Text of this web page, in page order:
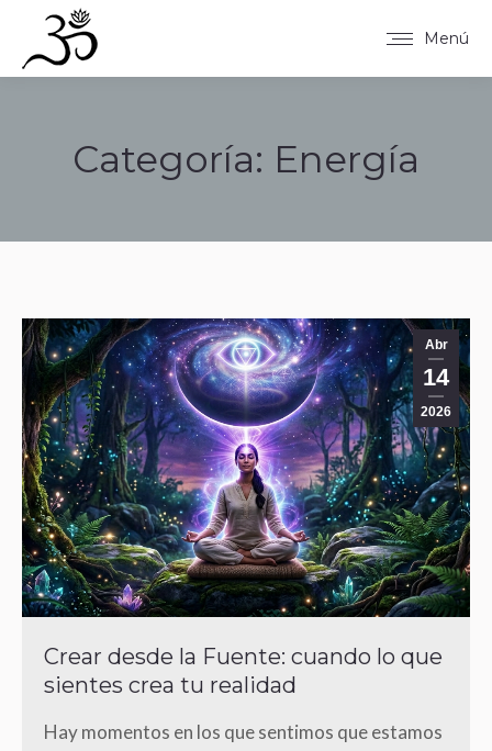
Menú
Categoría: Energía
Abr
14
2026
Crear desde la Fuente: cuando lo que
sientes crea tu realidad
Hay momentos en los que sentimos que estamos